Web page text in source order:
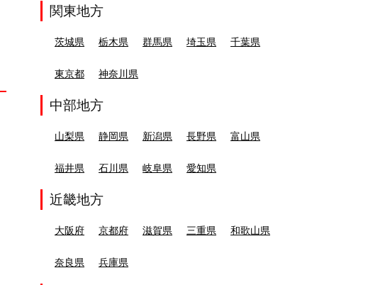
関東地方
茨城県 栃木県 群馬県 埼玉県 千葉県
東京都 神奈川県
中部地方
山梨県 静岡県 新潟県 長野県 富山県
福井県 石川県 岐阜県 愛知県
近畿地方
大阪府 京都府 滋賀県 三重県 和歌山県
奈良県 兵庫県